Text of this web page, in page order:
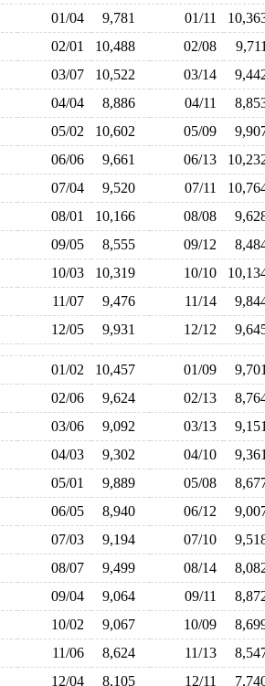
01/04 9,781 01/11
02/01 10,488 02/08
03/07 10,522 03/14
04/04 8,886 04/11
05/02 10,602 05/09
06/06 9,661 06/13
07/04 9,520 07/11
08/01 10,166 08/08
09/05 8,555 09/12
10/03 10,319 10/10
11/07 9,476 11/14
12/05 9,931 12/12
01/02 10,457 01/09
02/06 9,624 02/13
03/06 9,092 03/13
04/03 9,302 04/10
05/01 9,889 05/08
06/05 8,940 06/12
07/03 9,194 07/10
08/07 9,499 08/14
09/04 9,064 09/11
10/02 9,067 10/09
11/06 8,624 11/13
12/04 8,105 12/11